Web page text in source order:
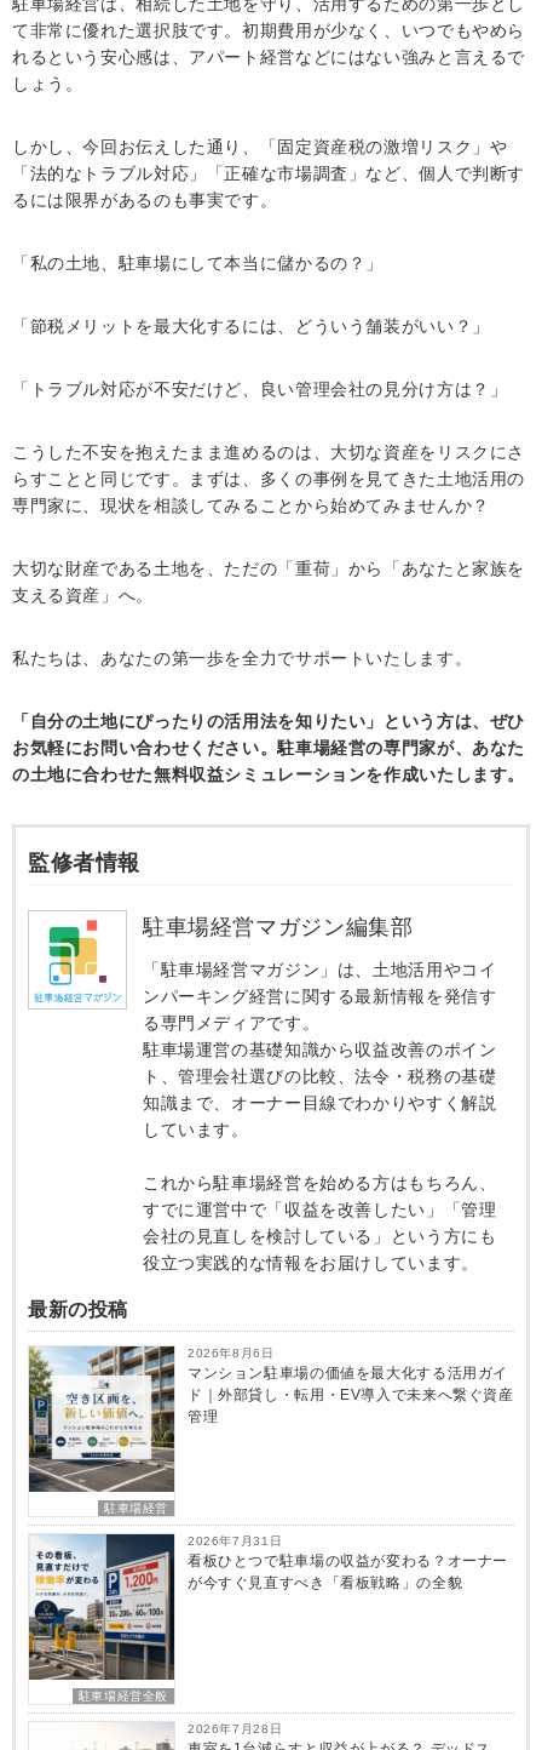
て非常に優れた選択肢です。初期費用が少なく、いつでもやめら
れるという安心感は、アパート経営などにはない強みと言えるで
しょう。
しかし、今回お伝えした通り、「固定資産税の激増リスク」や
「法的なトラブル対応」「正確な市場調査」など、個人で判断す
るには限界があるのも事実です。
「私の土地、駐車場にして本当に儲かるの？」
「節税メリットを最大化するには、どういう舗装がいい？」
「トラブル対応が不安だけど、良い管理会社の見分け方は？」
こうした不安を抱えたまま進めるのは、大切な資産をリスクにさ
らすことと同じです。まずは、多くの事例を見てきた土地活用の
専門家に、現状を相談してみることから始めてみませんか？
大切な財産である土地を、ただの「重荷」から「あなたと家族を
支える資産」へ。
私たちは、あなたの第一歩を全力でサポートいたします。
「自分の土地にぴったりの活用法を知りたい」という方は、ぜひ
お気軽にお問い合わせください。駐車場経営の専門家が、あなた
の土地に合わせた無料収益シミュレーションを作成いたします。
監修者情報
駐車場経営マガジン編集部
「駐車場経営マガジン」は、土地活用やコイ
ンパーキング経営に関する最新情報を発信す
る専門メディアです。
駐車場運営の基礎知識から収益改善のポイン
ト、管理会社選びの比較、法令・税務の基礎
知識まで、オーナー目線でわかりやすく解説
しています。
これから駐車場経営を始める方はもちろん、
すでに運営中で「収益を改善したい」「管理
会社の見直しを検討している」という方にも
役立つ実践的な情報をお届けしています。
最新の投稿
駐車場経営
2026年8月6日
マンション駐車場の価値を最大化する活用ガイ
ド｜外部貸し・転用・EV導入で未来へ繋ぐ資産
管理
駐車場経営全般
2026年7月31日
看板ひとつで駐車場の収益が変わる？オーナー
が今すぐ見直すべき「看板戦略」の全貌
2026年7月28日